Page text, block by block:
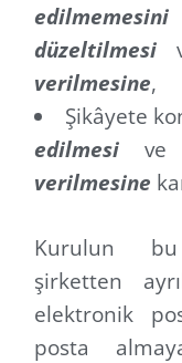
düzeltilmesi
verilmesine,
Şikâyete
edilmesi ve
verilmesine
Kurulun bu
şirketten
elektronik
posta